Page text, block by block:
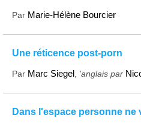
Par Marie-Hélène Bourcier
Une réticence post-porn
Par Marc Siegel ’anglais par
Dans l'espace personne